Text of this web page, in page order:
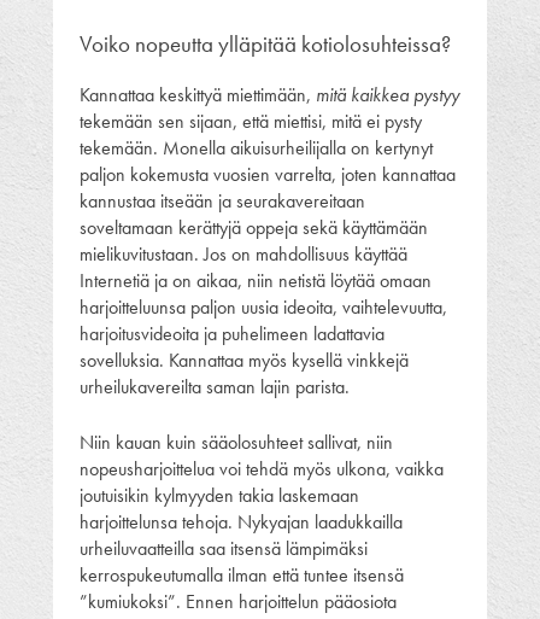
Voiko nopeutta ylläpitää kotiolosuhteissa?
Kannattaa keskittyä miettimään, mitä kaikkea pystyy
tekemään sen sijaan, että miettisi, mitä ei pysty
tekemään. Monella aikuisurheilijalla on kertynyt
paljon kokemusta vuosien varrelta, joten kannattaa
kannustaa itseään ja seurakavereitaan
soveltamaan kerättyjä oppeja sekä käyttämään
mielikuvitustaan. Jos on mahdollisuus käyttää
Internetiä ja on aikaa, niin netistä löytää omaan
harjoitteluunsa paljon uusia ideoita, vaihtelevuutta,
harjoitusvideoita ja puhelimeen ladattavia
sovelluksia. Kannattaa myös kysellä vinkkejä
urheilukavereilta saman lajin parista.
Niin kauan kuin sääolosuhteet sallivat, niin
nopeusharjoittelua voi tehdä myös ulkona, vaikka
joutuisikin kylmyyden takia laskemaan
harjoittelunsa tehoja. Nykyajan laadukkailla
urheiluvaatteilla saa itsensä lämpimäksi
kerrospukeutumalla ilman että tuntee itsensä
”kumiukoksi”. Ennen harjoittelun pääosiota